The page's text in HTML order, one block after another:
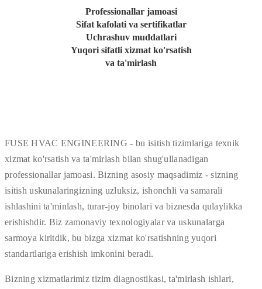
Professionallar jamoasi
Sifat kafolati va sertifikatlar
Uchrashuv muddatlari
Yuqori sifatli xizmat ko'rsatish
va ta'mirlash
FUSE HVAC ENGINEERING - bu isitish tizimlariga texnik
xizmat ko'rsatish va ta'mirlash bilan shug'ullanadigan
professionallar jamoasi. Bizning asosiy maqsadimiz - sizning
isitish uskunalaringizning uzluksiz, ishonchli va samarali
ishlashini ta'minlash, turar-joy binolari va biznesda qulaylikka
erishishdir. Biz zamonaviy texnologiyalar va uskunalarga
sarmoya kiritdik, bu bizga xizmat ko'rsatishning yuqori
standartlariga erishish imkonini beradi.
Bizning xizmatlarimiz tizim diagnostikasi, ta'mirlash ishlari,